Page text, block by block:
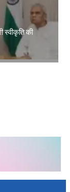
स्वीकृति की